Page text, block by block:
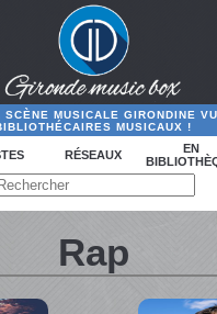
SCÈNE MUSICALE GIRONDINE
MUSICAUX !
RÉSEAUX
EN
Rap